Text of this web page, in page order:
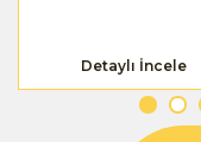
Detaylı İncele